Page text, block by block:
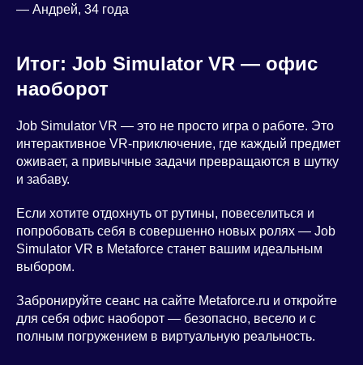
— Андрей, 34 года
Итог: Job Simulator VR — офис
наоборот
Job Simulator VR — это не просто игра о работе. Это
интерактивное VR-приключение, где каждый предмет
оживает, а привычные задачи превращаются в шутку
и забаву.
Если хотите отдохнуть от рутины, повеселиться и
попробовать себя в совершенно новых ролях — Job
Simulator VR в Metaforce станет вашим идеальным
выбором.
Забронируйте сеанс на сайте Metaforce.ru и откройте
для себя офис наоборот — безопасно, весело и с
полным погружением в виртуальную реальность.